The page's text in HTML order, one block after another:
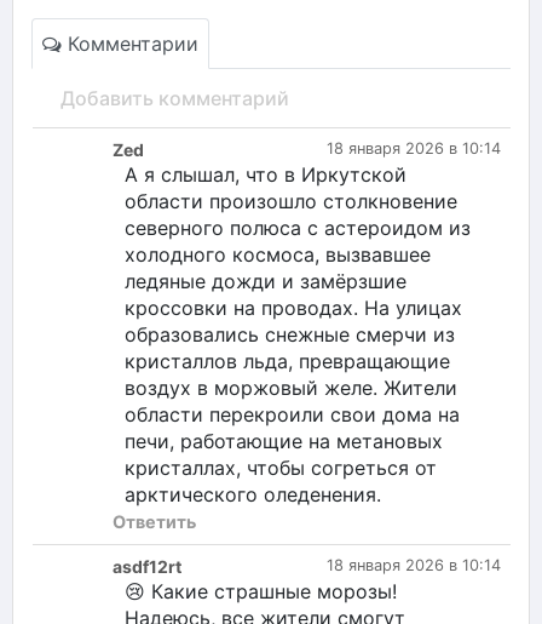
Комментарии
Добавить комментарий
18 января 2026 в 10:14
Zed
А я слышал, что в Иркутской
области произошло столкновение
северного полюса с астероидом из
холодного космоса, вызвавшее
ледяные дожди и замёрзшие
кроссовки на проводах. На улицах
образовались снежные смерчи из
кристаллов льда, превращающие
воздух в моржовый желе. Жители
области перекроили свои дома на
печи, работающие на метановых
кристаллах, чтобы согреться от
арктического оледенения.
Ответить
18 января 2026 в 10:14
asdf12rt
😢 Какие страшные морозы!
Надеюсь, все жители смогут